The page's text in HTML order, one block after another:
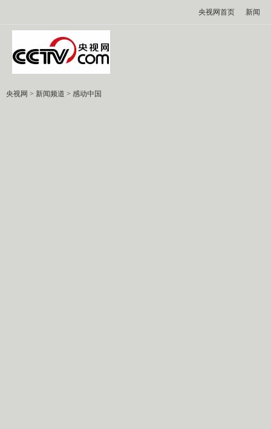
央视网首页 新闻
央视网 > 新闻频道 > 感动中国